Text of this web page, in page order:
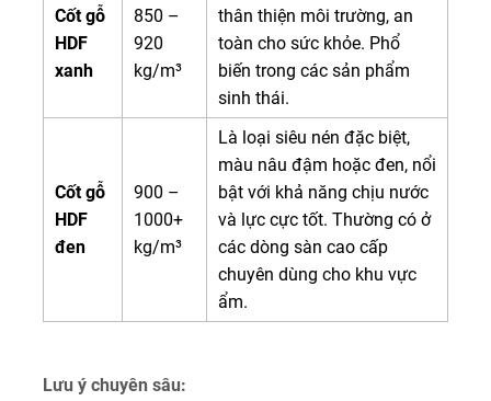
Cốt gỗ
HDF
xanh
850 –
920
kg/m³
thân thiện môi trường, an
toàn cho sức khỏe. Phổ
biến trong các sản phẩm
sinh thái.
Cốt gỗ
HDF
đen
900 –
1000+
kg/m³
Là loại siêu nén đặc biệt,
màu nâu đậm hoặc đen, nổi
bật với khả năng chịu nước
và lực cực tốt. Thường có ở
các dòng sàn cao cấp
chuyên dùng cho khu vực
ẩm.
Lưu ý chuyên sâu: